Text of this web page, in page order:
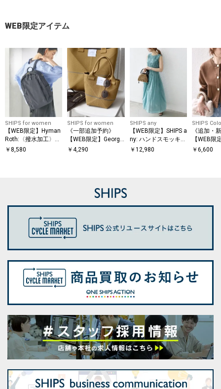
WEB限定アイテム
SHIPS for women
【WEB限定】Hyman
Roth:〈撥水加工〉ナ
イロン バック パック
￥ 8,580
SHIPS for women
《一部追加予約》
【WEB限定】George
Cinq: ORIGAMI BAG
（S）
￥4,290
SHIPS any
【WEB限定】SHIPS a
ny: ハンドスモッキン
グ コットン フレア
￥ 12,980
SHIPS
《追加・
【WEB限
Colors:〈
￥6,600